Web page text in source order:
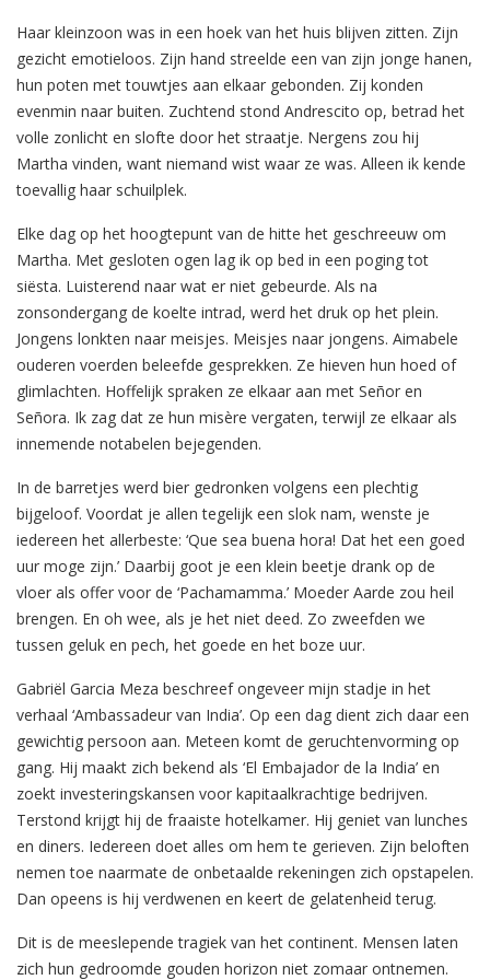
Haar kleinzoon was in een hoek van het huis blijven zitten. Zijn
gezicht emotieloos. Zijn hand streelde een van zijn jonge hanen,
hun poten met touwtjes aan elkaar gebonden. Zij konden
evenmin naar buiten. Zuchtend stond Andrescito op, betrad het
volle zonlicht en slofte door het straatje. Nergens zou hij
Martha vinden, want niemand wist waar ze was. Alleen ik kende
toevallig haar schuilplek.
Elke dag op het hoogtepunt van de hitte het geschreeuw om
Martha. Met gesloten ogen lag ik op bed in een poging tot
siësta. Luisterend naar wat er niet gebeurde. Als na
zonsondergang de koelte intrad, werd het druk op het plein.
Jongens lonkten naar meisjes. Meisjes naar jongens. Aimabele
ouderen voerden beleefde gesprekken. Ze hieven hun hoed of
glimlachten. Hoffelijk spraken ze elkaar aan met Señor en
Señora. Ik zag dat ze hun misère vergaten, terwijl ze elkaar als
innemende notabelen bejegenden.
In de barretjes werd bier gedronken volgens een plechtig
bijgeloof. Voordat je allen tegelijk een slok nam, wenste je
iedereen het allerbeste: ‘Que sea buena hora! Dat het een goed
uur moge zijn.’ Daarbij goot je een klein beetje drank op de
vloer als offer voor de ‘Pachamamma.’ Moeder Aarde zou heil
brengen. En oh wee, als je het niet deed. Zo zweefden we
tussen geluk en pech, het goede en het boze uur.
Gabriël Garcia Meza beschreef ongeveer mijn stadje in het
verhaal ‘Ambassadeur van India’. Op een dag dient zich daar een
gewichtig persoon aan. Meteen komt de geruchtenvorming op
gang. Hij maakt zich bekend als ‘El Embajador de la India’ en
zoekt investeringskansen voor kapitaalkrachtige bedrijven.
Terstond krijgt hij de fraaiste hotelkamer. Hij geniet van lunches
en diners. Iedereen doet alles om hem te gerieven. Zijn beloften
nemen toe naarmate de onbetaalde rekeningen zich opstapelen.
Dan opeens is hij verdwenen en keert de gelatenheid terug.
Dit is de meeslepende tragiek van het continent. Mensen laten
zich hun gedroomde gouden horizon niet zomaar ontnemen.